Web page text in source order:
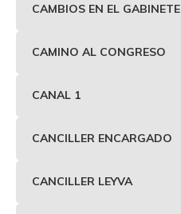
CAMBIOS EN EL GABINETE
CAMINO AL CONGRESO
CANAL 1
CANCILLER ENCARGADO
CANCILLER LEYVA